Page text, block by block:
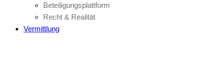
Beteiligungsplattform
Recht & Realität
Vermittlung